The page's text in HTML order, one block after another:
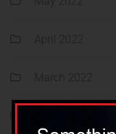
April 2022
March 2022